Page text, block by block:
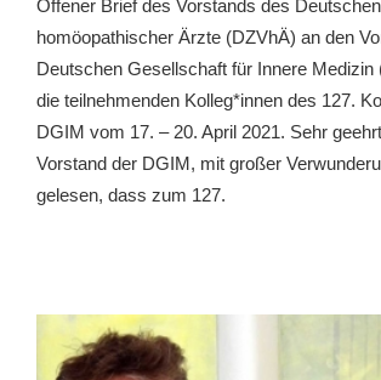
Offener Brief des Vorstands des
homöopathischer Ärzte (DZVhÄ) an den
Deutschen Gesellschaft für Innere Medizin
die teilnehmenden Kolleg*innen des 127.
DGIM vom 17. – 20. April 2021. Sehr
Vorstand der DGIM, mit großer
gelesen, dass zum 127.